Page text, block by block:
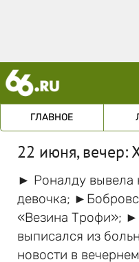
ГЛАВНОЕ
22 июня, вечер:
► Роналду вывела
девочка;
«Везина Трофи»;
выписался из
новости в